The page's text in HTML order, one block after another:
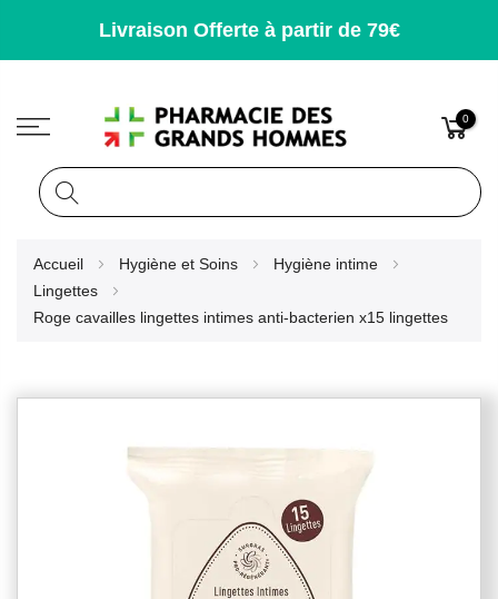
Livraison Offerte à partir de 79€
0
contenu
Accueil Hygiène et Soins
Hygiène intime
Lingettes
Roge cavailles lingettes intimes anti-bacterien x15 lingettes